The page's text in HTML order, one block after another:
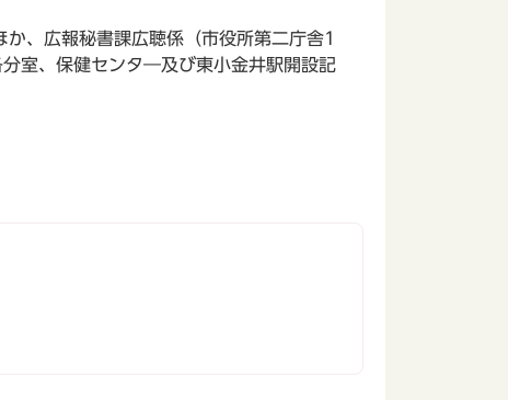
、広報秘書課広聴係（市役所第二庁舎1
室、保健センタ―及び東小金井駅開設記